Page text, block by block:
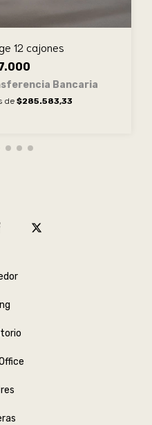
12 cajones
Bancaria
de $285.583,33